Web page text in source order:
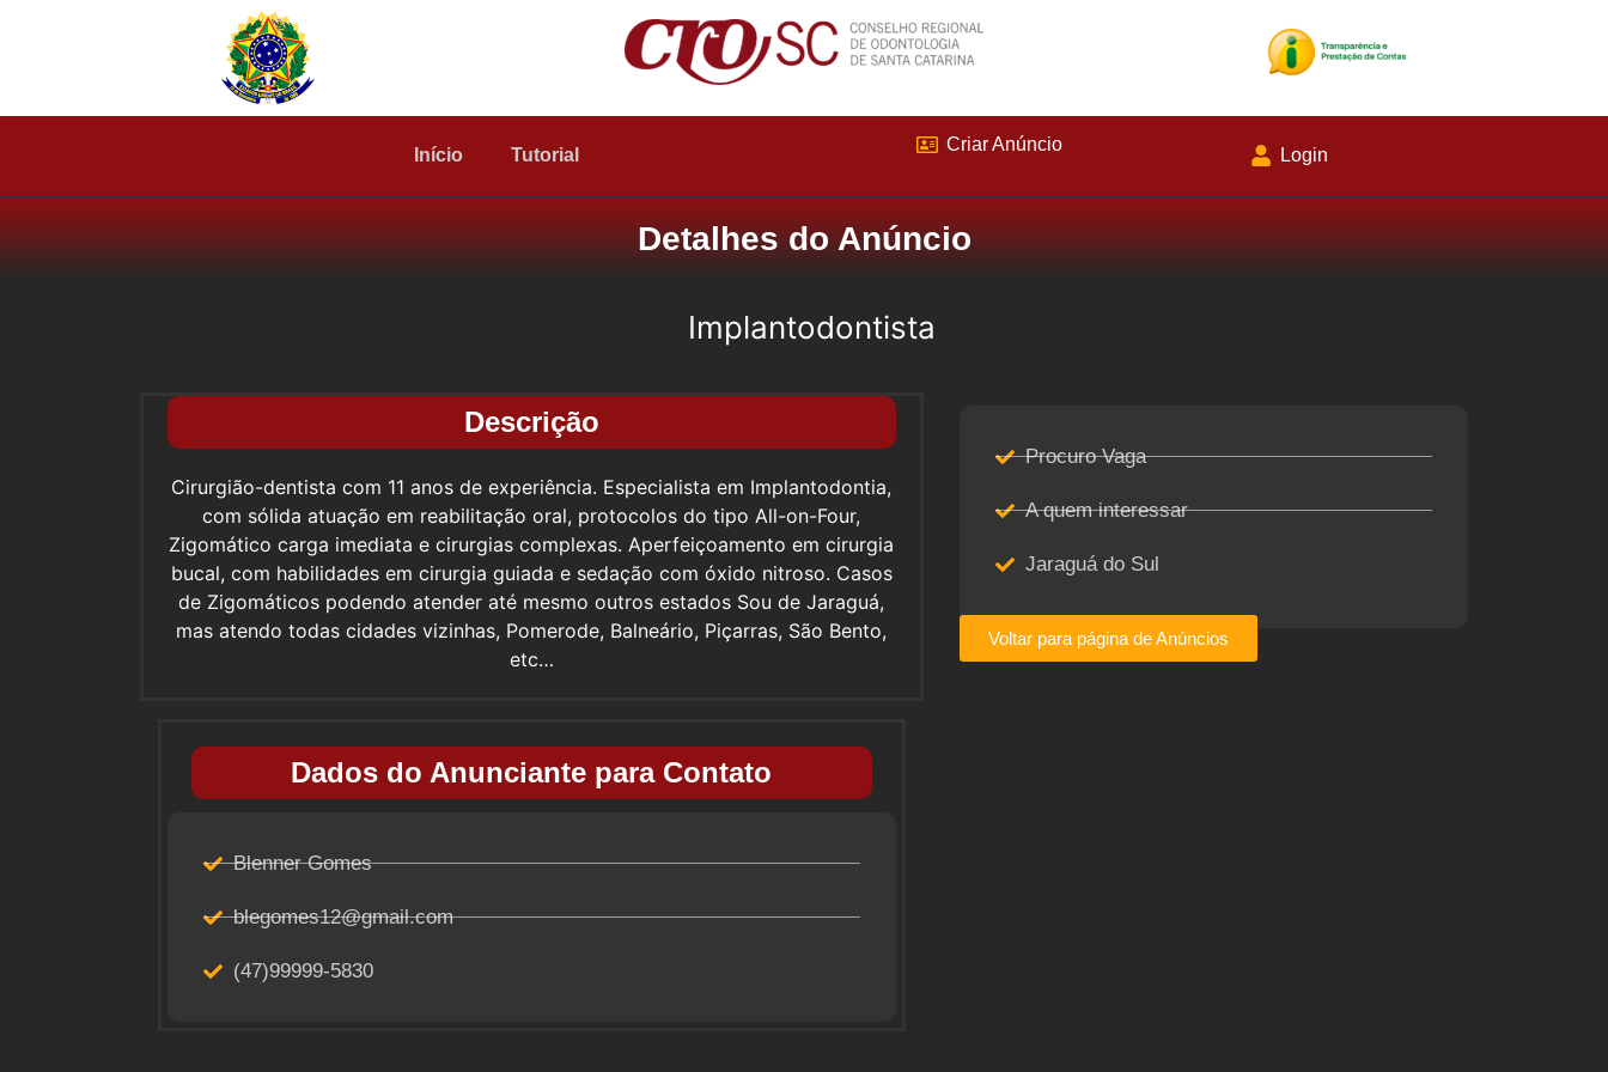
Início Tutorial
Criar Anúncio
Login
Detalhes do Anúncio
Implantodontista
Descrição
Cirurgião-dentista com 11 anos de experiência. Especialista em Implantodontia,
com sólida atuação em reabilitação oral, protocolos do tipo All-on-Four,
Zigomático carga imediata e cirurgias complexas. Aperfeiçoamento em cirurgia
bucal, com habilidades em cirurgia guiada e sedação com óxido nitroso. Casos
de Zigomáticos podendo atender até mesmo outros estados Sou de Jaraguá,
mas atendo todas cidades vizinhas, Pomerode, Balneário, Piçarras, São Bento,
etc…
Dados do Anunciante para Contato
Blenner Gomes
blegomes12@gmail.com
(47)99999-5830
Procuro Vaga
A quem interessar
Jaraguá do Sul
Voltar para página de Anúncios